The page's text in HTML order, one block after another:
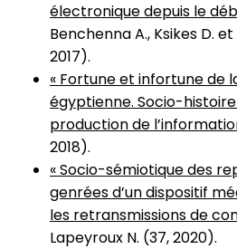
électronique depuis le
Benchenna A., Ksikes D.
2017).
« Fortune et infortune de
égyptienne. Socio-histoire
production de
2018).
« Socio-sémiotique des
genrées d’un dispositif
les retransmissions de
Lapeyroux N. (37, 2020).